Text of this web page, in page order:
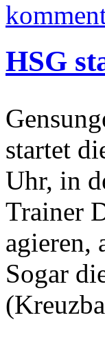
HSG
startet
Uhr, in
Trainer
agieren,
Sogar